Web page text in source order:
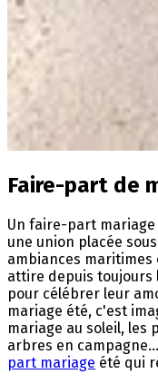
Faire-part de
Un faire-part
une union placée
ambiances maritimes
attire depuis toujours
pour célébrer leur
mariage été, c'est
mariage au soleil, les
arbres en
part mariage été qui